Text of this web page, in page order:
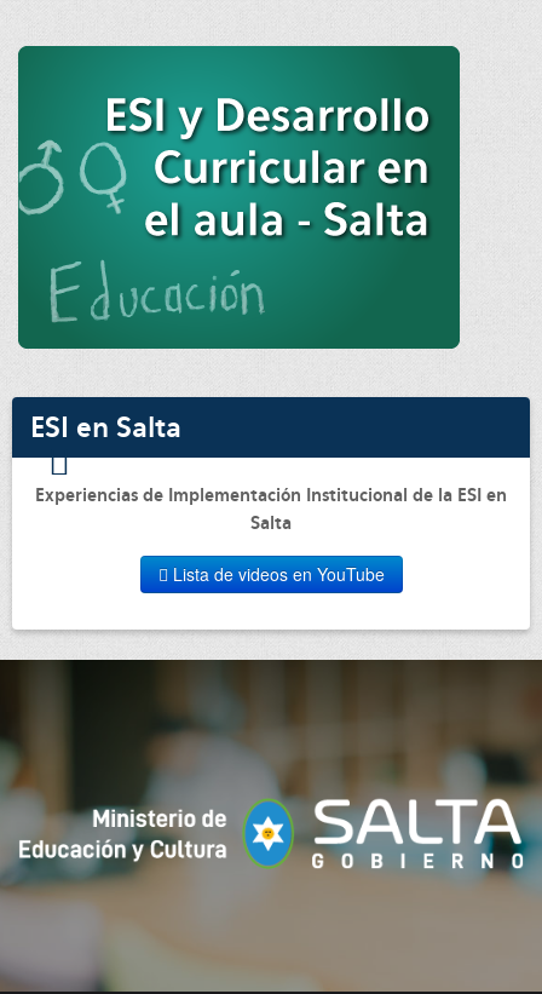
ESI en Salta
Experiencias de Implementación Institucional de la ESI en
Salta
Lista de videos en YouTube